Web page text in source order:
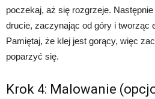
poczekaj, aż się rozgrzeje.
drucie, zaczynając od góry i tworząc
Pamiętaj, że klej jest gorący, więc
poparzyć się.
Krok 4: Malowanie